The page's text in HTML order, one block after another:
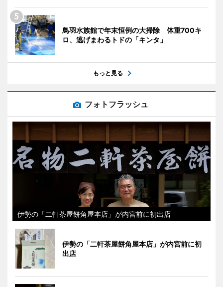
鳥羽水族館で年末恒例の大掃除 体重700キ
ロ、逃げまわるトドの「キンタ」
もっと見る
フォトフラッシュ
伊勢の「二軒茶屋餅角屋本店」が内宮前に初出店
伊勢の「二軒茶屋餅角屋本店」が内宮前に初
出店